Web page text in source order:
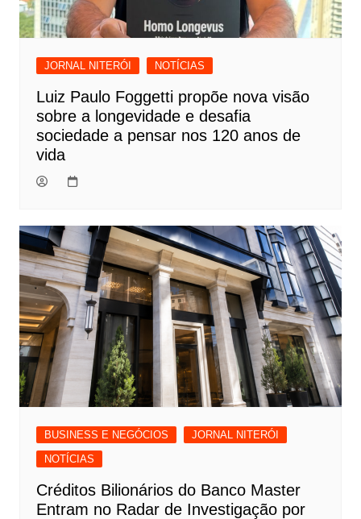
JORNAL NITERÓI NOTÍCIAS
Luiz Paulo Foggetti propõe nova visão
sobre a longevidade e desafia
sociedade a pensar nos 120 anos de
vida
BUSINESS E NEGÓCIOS
JORNAL NITERÓI
NOTÍCIAS
Créditos Bilionários do Banco Master
Entram no Radar de Investigação por